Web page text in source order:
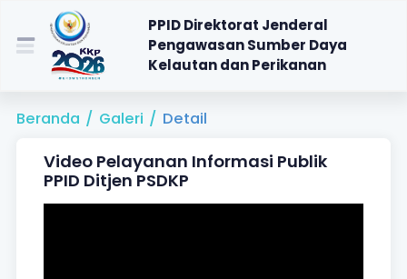
PPID Direktorat Jenderal
Pengawasan Sumber Daya
Kelautan dan Perikanan
Beranda / Galeri / Detail
Video Pelayanan Informasi Publik
PPID Ditjen PSDKP